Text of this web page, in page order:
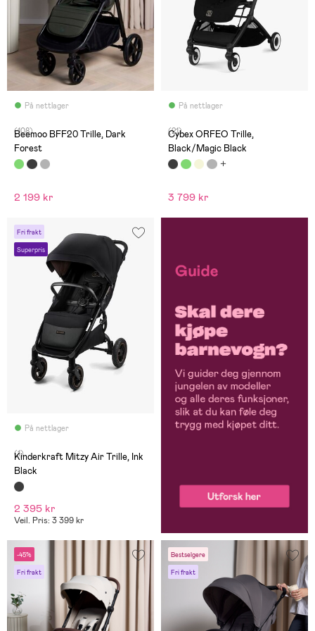
På nettlager
(108)
Beemoo BFF20 Trille, Dark
Forest
2 199 kr
På nettlager
(21)
Cybex ORFEO Trille,
Black/Magic Black
3 799 kr
Fri frakt
Superpris
På nettlager
(1)
Kinderkraft Mitzy Air Trille, Ink
Black
2 395 kr
Veil. Pris: 3 399 kr
-45%
Fri frakt
Bestselgere
Fri frakt